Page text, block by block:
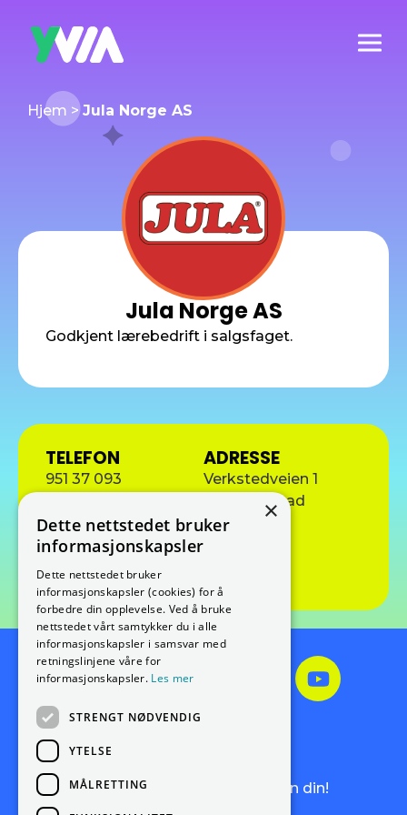
Hjem >Jula Norge AS
Jula Norge AS
Godkjent lærebedrift i salgsfaget.
TELEFON
951 37 093
E-POST
john-olaf.paulsen@jula.no
ADRESSE
Verkstedveien 1
9406 Harstad
Meld deg på vårt
nyhetsbrev!
Få de siste nyhetene rett i innboksen din!
×
Dette nettstedet bruker
informasjonskapsler
Dette nettstedet bruker
informasjonskapsler (cookies) for å
forbedre din opplevelse. Ved å bruke
nettstedet vårt samtykker du i alle
informasjonskapsler i samsvar med
retningslinjene våre for
informasjonskapsler. Les mer
STRENGT NØDVENDIG
YTELSE
MÅLRETTING